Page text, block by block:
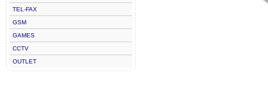
TEL-FAX
GSM
GAMES
CCTV
OUTLET